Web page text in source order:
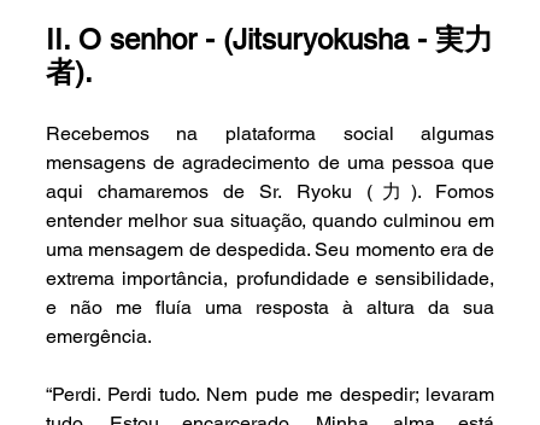
II. O senhor - (Jitsuryokusha - 実力
者).
Recebemos na plataforma social algumas
mensagens de agradecimento de uma pessoa que
aqui chamaremos de Sr. Ryoku (力). Fomos
entender melhor sua situação, quando culminou em
uma mensagem de despedida. Seu momento era de
extrema importância, profundidade e sensibilidade,
e não me fluía uma resposta à altura da sua
emergência.
“Perdi. Perdi tudo. Nem pude me despedir; levaram